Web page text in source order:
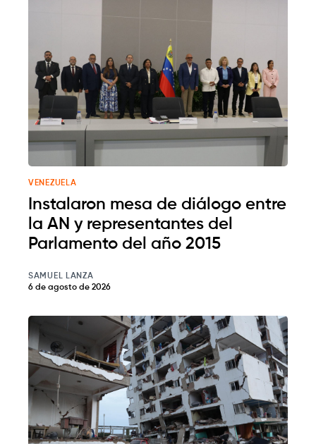
VENEZUELA
Instalaron mesa de diálogo entre
la AN y representantes del
Parlamento del año 2015
SAMUEL LANZA
6 de agosto de 2026